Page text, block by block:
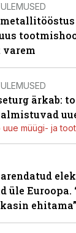
ärkab:
müügi- ja
üle Euroopa.
ehitama”